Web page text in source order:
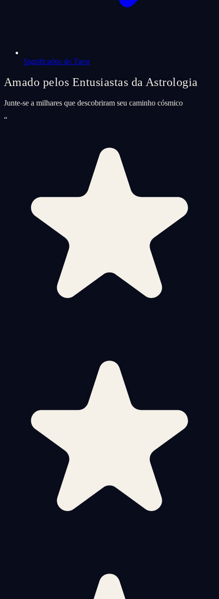
Significados do Tarot
Amado pelos Entusiastas da Astrologia
Junte-se a milhares que descobriram seu caminho cósmico
“